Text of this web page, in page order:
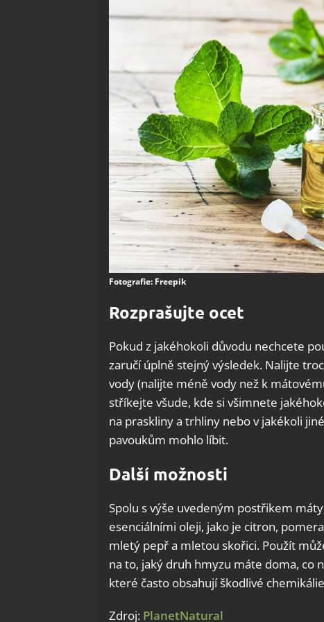
Fotografie: Freepik
Rozprašujte ocet
Pokud z jakéhokoli důvodu nechcete
zaručí úplně stejný výsledek. Nalijte
vody (nalijte méně vody než k
stříkejte všude, kde si všimnete
na praskliny a trhliny nebo v jakékoli
pavoukům mohlo líbit.
Další možnosti
Spolu s výše uvedeným postřikem
esenciálními oleji, jako je citron,
mletý pepř a mletou skořici. Použít
na to, jaký druh hmyzu máte doma, co
které často obsahují škodlivé
Zdroj: PlanetNatural